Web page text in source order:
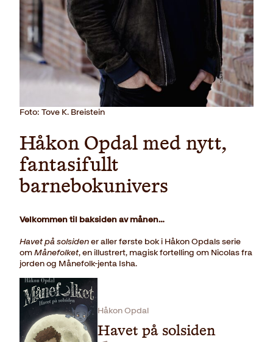
Foto: Tove K. Breistein
Håkon Opdal med nytt,
fantasifullt
barnebokunivers
Velkommen til baksiden av månen…
Havet på solsidener aller første bok i Håkon Opdals serie
omMånefolket, en illustrert, magisk fortelling om Nicolas fra
jorden og Månefolk-jenta Isha.
Håkon Opdal
Havet på solsiden